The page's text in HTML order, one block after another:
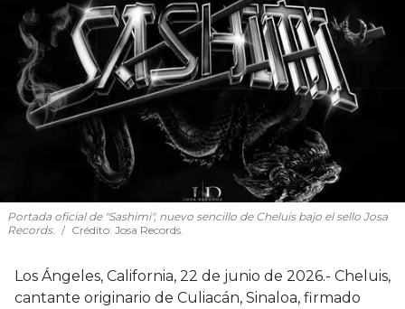
Portada oficial de "Sashimi", nuevo sencillo de Cheluis bajo el sello Josa
Records.
Crédito: Josa Records.
Los Ángeles, California, 22 de junio de 2026.- Cheluis,
cantante originario de Culiacán, Sinaloa, firmado